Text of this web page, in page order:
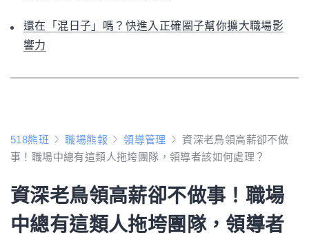
還在「混日子」嗎？快進入正確圈子幫你擴大職場影
響力
518熊班 職場熊報 領導管理
資深老鳥領高薪卻不做
事！職場中總有這類人拖垮團隊，領導者該如何處理？
資深老鳥領高薪卻不做事！職場
中總有這類人拖垮團隊，領導者